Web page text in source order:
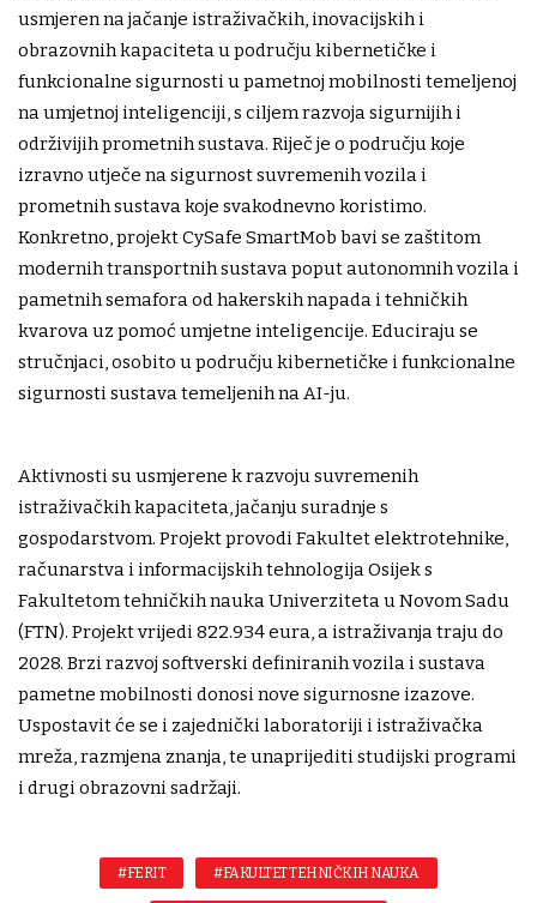
usmjeren na jačanje istraživačkih, inovacijskih i
obrazovnih kapaciteta u području kibernetičke i
funkcionalne sigurnosti u pametnoj mobilnosti temeljenoj
na umjetnoj inteligenciji, s ciljem razvoja sigurnijih i
održivijih prometnih sustava. Riječ je o području koje
izravno utječe na sigurnost suvremenih vozila i
prometnih sustava koje svakodnevno koristimo.
Konkretno, projekt CySafe SmartMob bavi se zaštitom
modernih transportnih sustava poput autonomnih vozila i
pametnih semafora od hakerskih napada i tehničkih
kvarova uz pomoć umjetne inteligencije. Educiraju se
stručnjaci, osobito u području kibernetičke i funkcionalne
sigurnosti sustava temeljenih na AI-ju.
Aktivnosti su usmjerene k razvoju suvremenih
istraživačkih kapaciteta, jačanju suradnje s
gospodarstvom. Projekt provodi Fakultet elektrotehnike,
računarstva i informacijskih tehnologija Osijek s
Fakultetom tehničkih nauka Univerziteta u Novom Sadu
(FTN). Projekt vrijedi 822.934 eura, a istraživanja traju do
2028. Brzi razvoj softverski definiranih vozila i sustava
pametne mobilnosti donosi nove sigurnosne izazove.
Uspostavit će se i zajednički laboratoriji i istraživačka
mreža, razmjena znanja, te unaprijediti studijski programi
i drugi obrazovni sadržaji.
#FERIT #FAKULTET TEHNIČKIH NAUKA